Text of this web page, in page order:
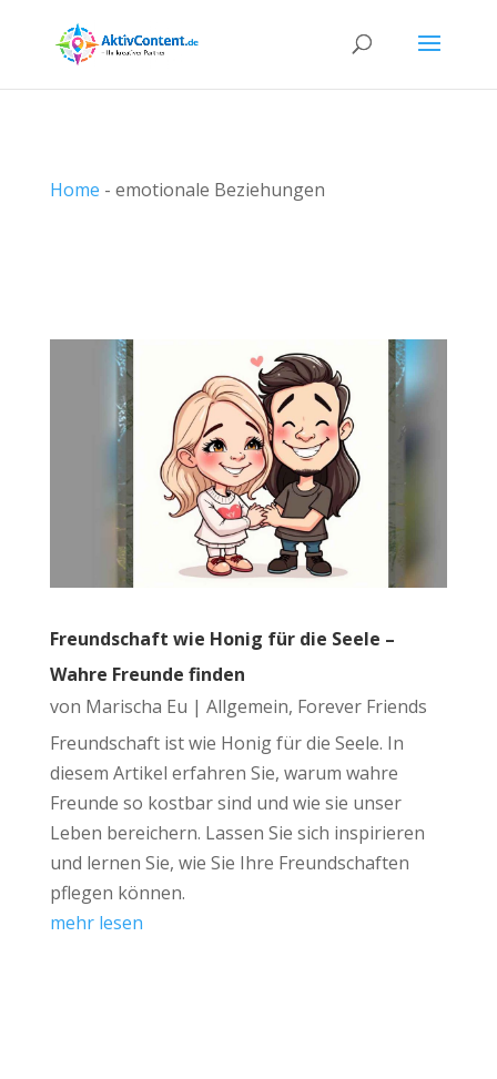
Home - emotionale Beziehungen
Freundschaft wie Honig für die Seele –
Wahre Freunde finden
von Marischa Eu | Allgemein, Forever Friends
Freundschaft ist wie Honig für die Seele. In
diesem Artikel erfahren Sie, warum wahre
Freunde so kostbar sind und wie sie unser
Leben bereichern. Lassen Sie sich inspirieren
und lernen Sie, wie Sie Ihre Freundschaften
pflegen können.
mehr lesen